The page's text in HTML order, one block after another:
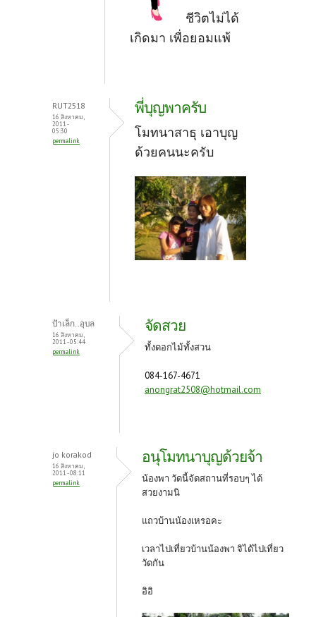
ชีวิตไม่ได้
เกิดมา เพื่อยอมแพ้
RUT2518
16 สิงหาคม,
2011 -
05:30
permalink
พี่บุญพาครับ
โมทนาสาธุ เอาบุญ
ด้วยคนนะครับ
ป้าเล็ก..อุบล
16 สิงหาคม,
2011 - 05:44
permalink
จัดสวย
ทั้งดอกไม้ทั้งสวน
084-167-4671
anongrat2508@hotmail.com
jo korakod
16 สิงหาคม,
2011 - 08:11
permalink
อนุโมทนาบุญด้วยจ้า
น้องพา วัดนี้จัดสถานที่รอบๆ ได้
สวยงามนิ
แถวบ้านน้องเหรอคะ
เวลาไปเที่ยวบ้านน้องพา จิได้ไปเที่ยว
วัดกัน
อิอิ